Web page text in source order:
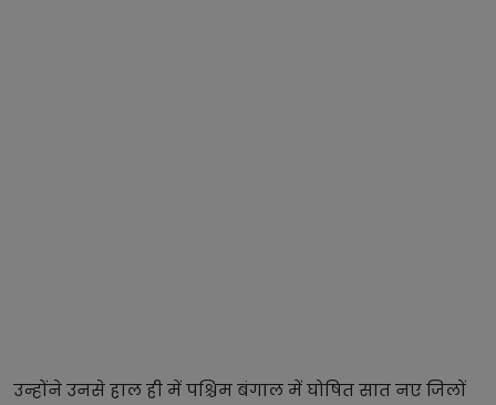
उन्होंने उनसे हाल ही में पश्चिम बंगाल में घोषित सात नए जिलों